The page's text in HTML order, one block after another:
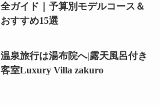
全ガイド｜予算別モデルコース＆
おすすめ15選
温泉旅行は湯布院へ|露天風呂付き
客室Luxury Villa zakuro